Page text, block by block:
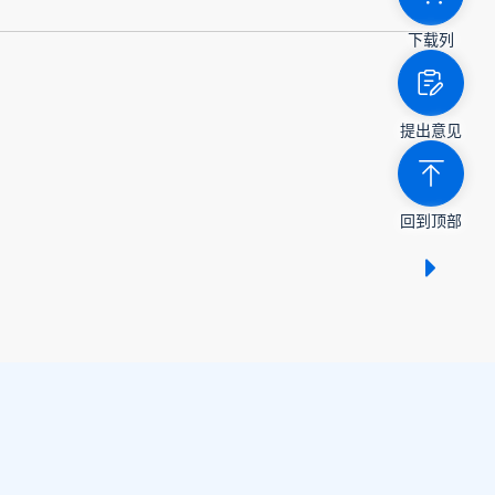
下载列
提出意见
回到顶部